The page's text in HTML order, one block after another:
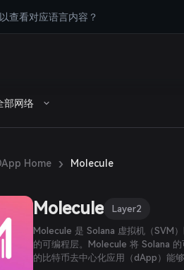
以查看对应语言内容？
部网络
Home › Molecule
Molecule Layer2
Molecule 是 Solana 虚拟机（SVM
的可编程层。Molecule 将 Solana
的比特币去中心化应用（dApp）能